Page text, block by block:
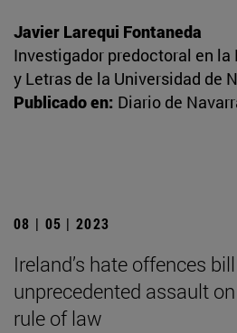
Javier Larequi Fontaneda
Investigador predoctoral en
y Letras de la Universidad de
Publicado en: Diario de
08 | 05 | 2023
Ireland’s hate offences
unprecedented assault
rule of law